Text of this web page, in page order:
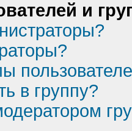
и
в группу?